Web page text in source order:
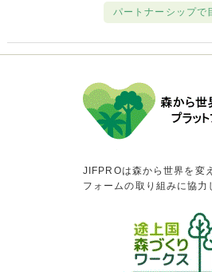
パートナーシップで
JIFPROは森から世界を変
フォームの取り組みに協力